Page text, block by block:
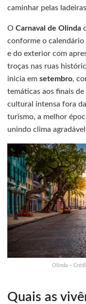
caminhar pelas
O Carnaval de Olinda
conforme o calendário
e do exterior com
troças nas ruas
inicia em setembro,
temáticas aos finais
cultural intensa fora
turismo, a melhor
unindo clima
Olinda –
Quais as